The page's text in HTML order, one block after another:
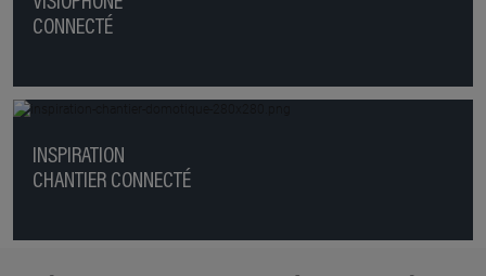
CONNECTÉ
INSPIRATION
CHANTIER CONNECTÉ